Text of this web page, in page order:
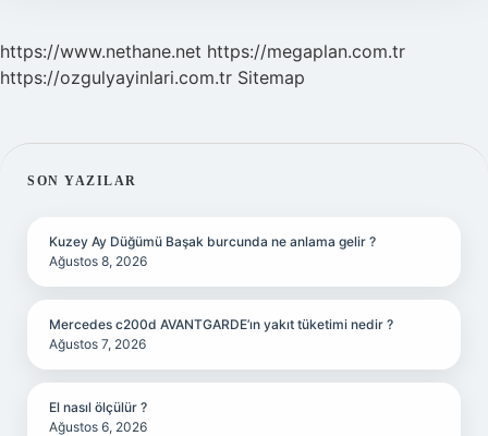
https://www.nethane.net https://megaplan.com.tr
https://ozgulyayinlari.com.tr Sitemap
SIDEBAR
SON YAZILAR
Kuzey Ay Düğümü Başak burcunda ne anlama gelir ?
Ağustos 8, 2026
Mercedes c200d AVANTGARDE’ın yakıt tüketimi nedir ?
Ağustos 7, 2026
El nasıl ölçülür ?
Ağustos 6, 2026